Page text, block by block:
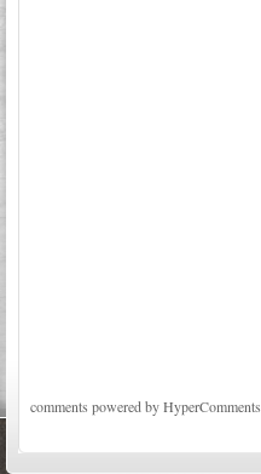
comments powered by HyperComments